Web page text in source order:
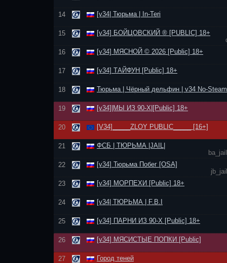
14 [v34| Тюрьма | In-Teri
15
[v34] БОЙЦОВСКИЙ ® [PUBLIC] 18+
16
[v34] МЯСНОЙ © 2026 [Public] 18+
17 [v34] ТАЙФУН [Public] 18+
18 Тюрьма | Чёрный дельфин | v34 No-Steam
19 [v34]|МЫ ИЗ 90-Х|[Public] 18+
20 [V34]_____ZLOY PUBLIC_____ [16+]
21
ФСБ | ТЮРЬМА |JAIL|
22
[v34] Тюрьма Побег [OSA]
23
[v34] МОРПЕХИ [Public] 18+
24 [v34| ТЮРЬМА | F.B.I
25 [v34] ПАРНИ ИЗ 90-Х [Public] 18+
26 [v34] МЯСИСТЫЕ ПОПКИ [Public]
27 Город теней